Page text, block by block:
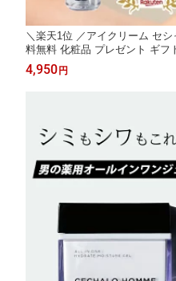
＼楽天1位 ／アイクリーム セ
料無料 化粧品 プレゼント ギフ
ジングケア ドクターズコスメ
ポスト投函 老け顔 目尻
4,950 円